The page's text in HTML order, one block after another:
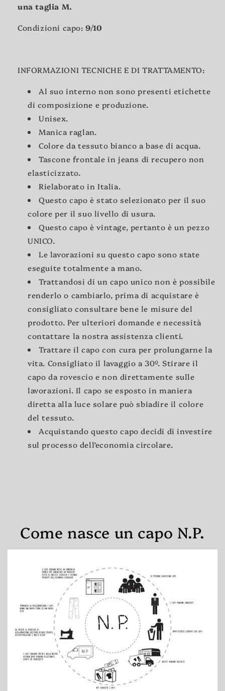
una taglia M.
Condizioni capo:9/10
INFORMAZIONI TECNICHE E DI TRATTAMENTO:
Al suo interno non sono presenti etichette
di composizione e produzione.
Unisex.
Manica raglan.
Colore da tessuto bianco a base di acqua.
Tascone frontale in jeans di recupero non
elasticizzato.
Rielaborato in Italia.
Questo capo è stato selezionato per il suo
colore per il suo livello di usura.
Questo capo è vintage, pertanto è un pezzo
UNICO.
Le lavorazioni su questo capo sono state
eseguite totalmente a mano.
Trattandosi di un capo unico non è possibile
renderlo o cambiarlo, prima di acquistare è
consigliato consultare bene le misure del
prodotto. Per ulteriori domande e necessità
contattare la nostra assistenza clienti.
Trattare il capo con cura per prolungarne la
vita. Consigliato il lavaggio a 30º. Stirare il
capo da rovescio e non direttamente sulle
lavorazioni. Il capo se esposto in maniera
diretta alla luce solare può sbiadire il colore
del tessuto.
Acquistando questo capo decidi di investire
sul processo dell’economia circolare.
Come nasce un capo N.P.